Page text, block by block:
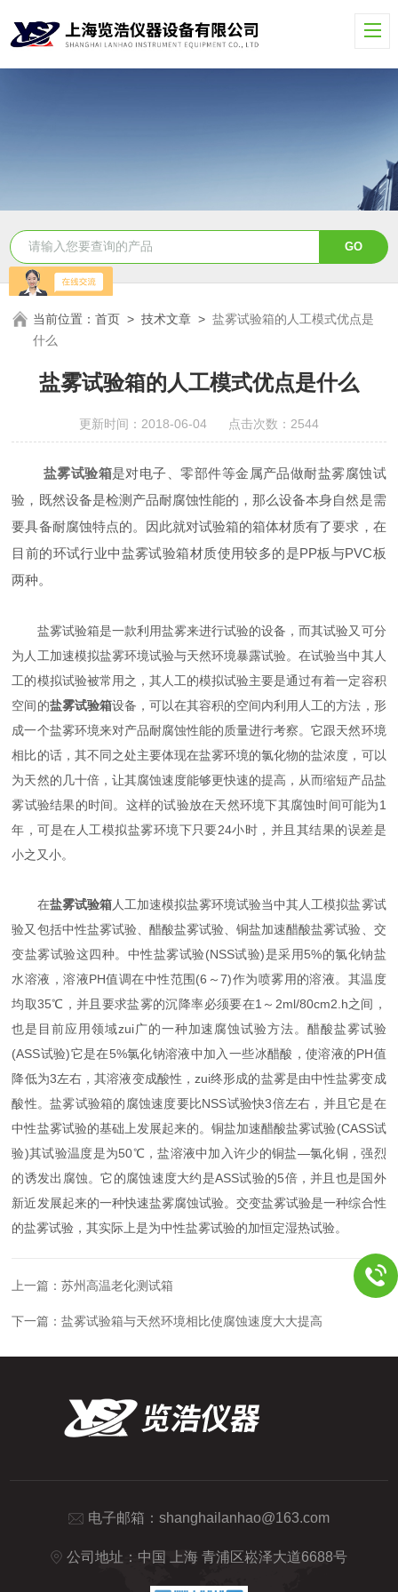
当前位置：首页 >技术文章 >盐雾试验箱的人工模式优点是
什么
盐雾试验箱的人工模式优点是什么
更新时间：2018-06-04 点击次数：2544
盐雾试验箱是对电子、零部件等金属产品做耐盐雾腐蚀试
验，既然设备是检测产品耐腐蚀性能的，那么设备本身自然是需
要具备耐腐蚀特点的。因此就对试验箱的箱体材质有了要求，在
目前的环试行业中盐雾试验箱材质使用较多的是PP板与PVC板
两种。
盐雾试验箱是一款利用盐雾来进行试验的设备，而其试验又可分
为人工加速模拟盐雾环境试验与天然环境暴露试验。在试验当中其人
工的模拟试验被常用之，其人工的模拟试验主要是通过有着一定容积
空间的盐雾试验箱设备，可以在其容积的空间内利用人工的方法，形
成一个盐雾环境来对产品耐腐蚀性能的质量进行考察。它跟天然环境
相比的话，其不同之处主要体现在盐雾环境的氯化物的盐浓度，可以
为天然的几十倍，让其腐蚀速度能够更快速的提高，从而缩短产品盐
雾试验结果的时间。这样的试验放在天然环境下其腐蚀时间可能为1
年，可是在人工模拟盐雾环境下只要24小时，并且其结果的误差是
小之又小。
在盐雾试验箱人工加速模拟盐雾环境试验当中其人工模拟盐雾试
验又包括中性盐雾试验、醋酸盐雾试验、铜盐加速醋酸盐雾试验、交
变盐雾试验这四种。中性盐雾试验(NSS试验)是采用5%的氯化钠盐
水溶液，溶液PH值调在中性范围(6～7)作为喷雾用的溶液。其温度
均取35℃，并且要求盐雾的沉降率必须要在1～2ml/80cm2.h之间，
也是目前应用领域zui广的一种加速腐蚀试验方法。醋酸盐雾试验
(ASS试验)它是在5%氯化钠溶液中加入一些冰醋酸，使溶液的PH值
降低为3左右，其溶液变成酸性，zui终形成的盐雾是由中性盐雾变成
酸性。盐雾试验箱的腐蚀速度要比NSS试验快3倍左右，并且它是在
中性盐雾试验的基础上发展起来的。铜盐加速醋酸盐雾试验(CASS试
验)其试验温度是为50℃，盐溶液中加入许少的铜盐—氯化铜，强烈
的诱发出腐蚀。它的腐蚀速度大约是ASS试验的5倍，并且也是国外
新近发展起来的一种快速盐雾腐蚀试验。交变盐雾试验是一种综合性
的盐雾试验，其实际上是为中性盐雾试验的加恒定湿热试验。
上一篇：苏州高温老化测试箱
下一篇：盐雾试验箱与天然环境相比使腐蚀速度大大提高
电子邮箱： shanghailanhao@163.com
公司地址：中国 上海 青浦区崧泽大道6688号